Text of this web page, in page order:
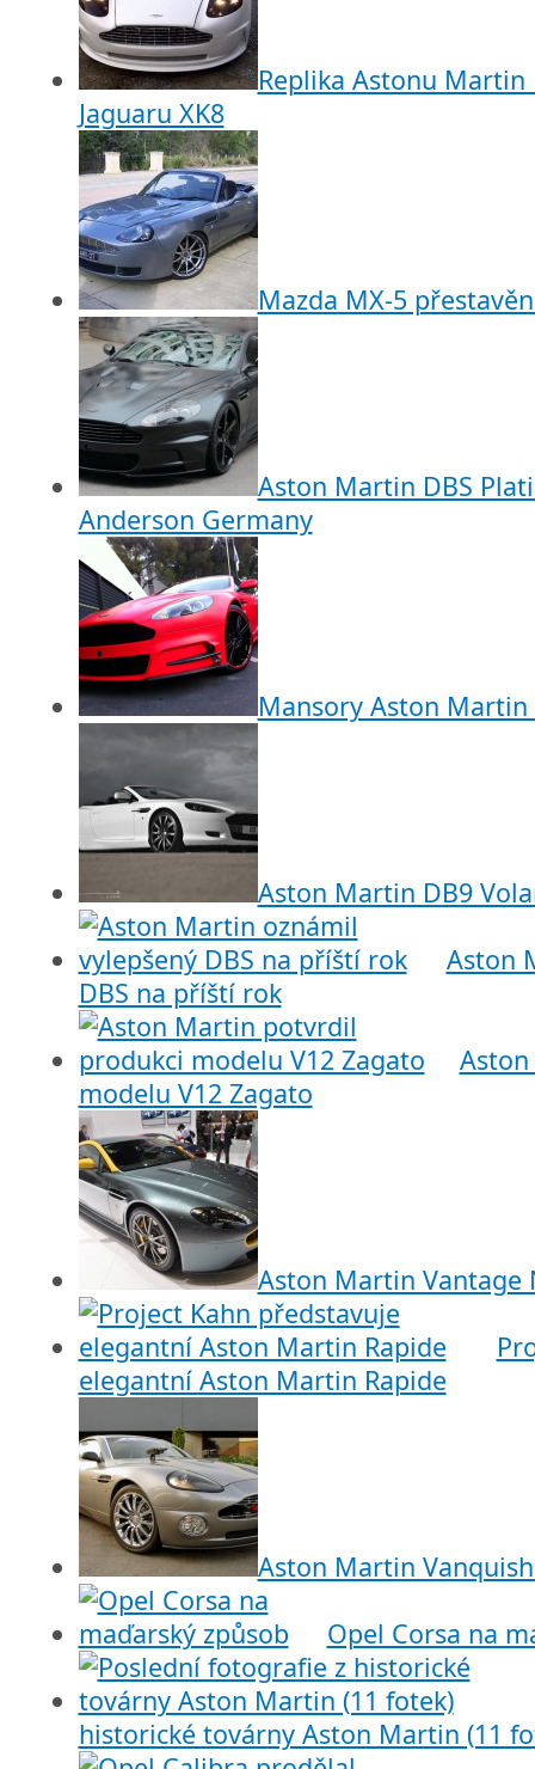
Replika Astonu Martin
Jaguaru XK8
Mazda MX-5
Aston Martin DBS
Anderson Germany
Mansory Aston Martin
Aston Martin DB9
Aston
DBS na příští rok
modelu V12 Zagato
Aston Martin Vantage
elegantní Aston Martin Rapide
Aston Martin
Opel Corsa na
historické továrny Aston Martin (11